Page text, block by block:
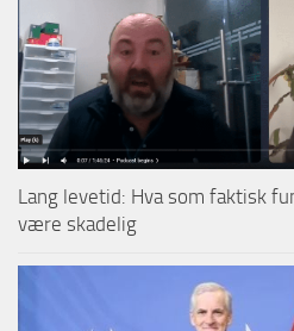
Lang levetid: Hva som faktisk
være skadelig